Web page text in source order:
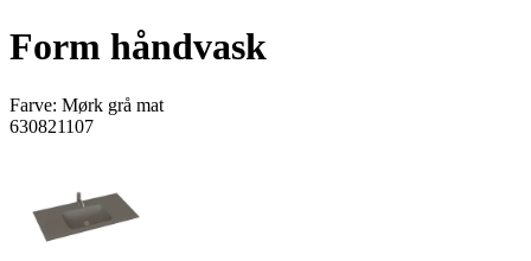
Form håndvask
Farve: Mørk grå mat
630821107